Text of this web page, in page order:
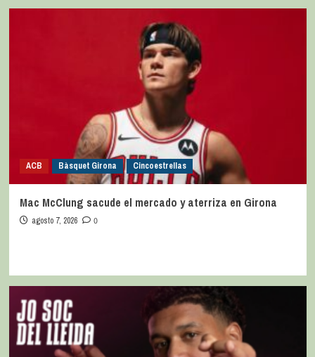
ACB Bàsquet Girona Cincoestrellas
Mac McClung sacude el mercado y aterriza en Girona
agosto 7, 2026 0